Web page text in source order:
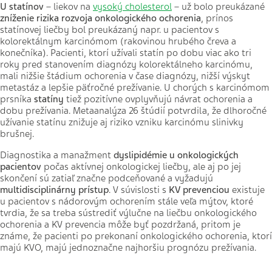
U statínov – liekov na vysoký cholesterol – už bolo preukázané
zníženie rizika rozvoja onkologického ochorenia, prínos
statínovej liečby bol preukázaný napr. u pacientov s
kolorektálnym karcinómom (rakovinou hrubého čreva a
konečníka). Pacienti, ktorí užívali statín po dobu viac ako tri
roky pred stanovením diagnózy kolorektálneho karcinómu,
mali nižšie štádium ochorenia v čase diagnózy, nižší výskyt
metastáz a lepšie päťročné prežívanie. U chorých s karcinómom
prsníka statíny tiež pozitívne ovplyvňujú návrat ochorenia a
dobu prežívania. Metaanalýza 26 štúdií potvrdila, že dlhoročné
užívanie statínu znižuje aj riziko vzniku karcinómu slinivky
brušnej.
Diagnostika a manažment dyslipidémie u onkologických
pacientov počas aktívnej onkologickej liečby, ale aj po jej
skončení sú zatiaľ značne podceňované a vyžadujú
multidisciplinárny prístup. V súvislosti s KV prevenciou existuje
u pacientov s nádorovým ochorením stále veľa mýtov, ktoré
tvrdia, že sa treba sústrediť výlučne na liečbu onkologického
ochorenia a KV prevencia môže byť pozdržaná, pritom je
známe, že pacienti po prekonaní onkologického ochorenia, ktorí
majú KVO, majú jednoznačne najhoršiu prognózu prežívania.